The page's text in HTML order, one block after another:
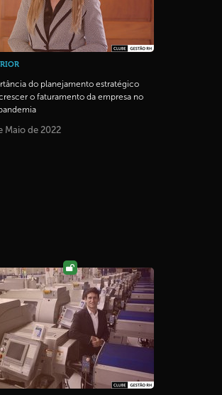
do planejamento estratégico
o faturamento da empresa no
Maio de 2022